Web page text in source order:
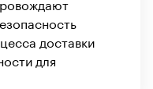
доставки
для